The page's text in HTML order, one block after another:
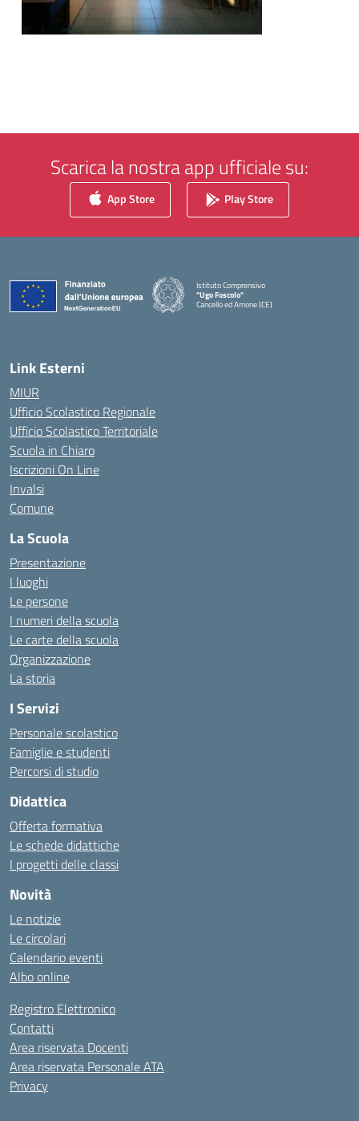
Scarica la nostra app ufficiale su:
App Store Play Store
Istituto Comprensivo
"Ugo Foscolo"
Cancello ed Arnone (CE)
Link Esterni
MIUR
Ufficio Scolastico Regionale
Ufficio Scolastico Territoriale
Scuola in Chiaro
Iscrizioni On Line
Invalsi
Comune
La Scuola
Presentazione
I luoghi
Le persone
I numeri della scuola
Le carte della scuola
Organizzazione
La storia
I Servizi
Personale scolastico
Famiglie e studenti
Percorsi di studio
Didattica
Offerta formativa
Le schede didattiche
I progetti delle classi
Novità
Le notizie
Le circolari
Calendario eventi
Albo online
Registro Elettronico
Contatti
Area riservata Docenti
Area riservata Personale ATA
Privacy